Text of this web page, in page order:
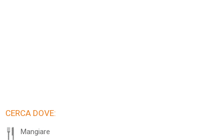
CERCA DOVE:
Mangiare